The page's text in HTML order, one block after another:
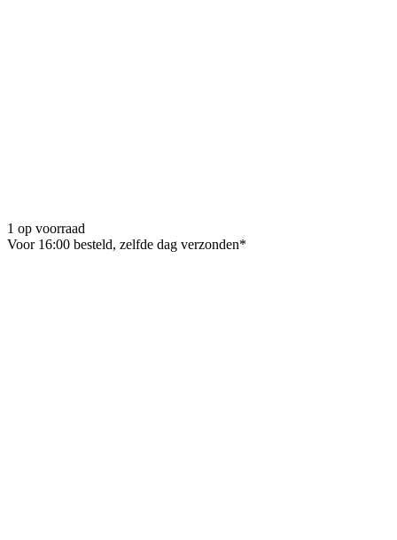
1 op voorraad
Voor 16:00 besteld, zelfde dag verzonden*